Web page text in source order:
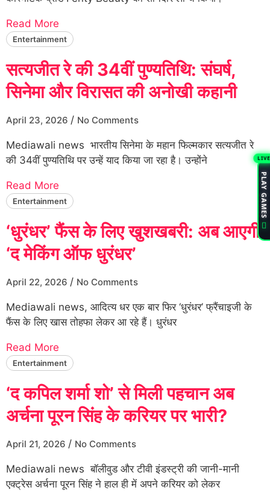
Read More
Entertainment
सत्यजीत रे की 34वीं पुण्यतिथि: संघर्ष,
सिनेमा और विरासत की अनोखी कहानी
April 23, 2026 / No Comments
Mediawali news भारतीय सिनेमा के महान फिल्मकार सत्यजीत रे
की 34वीं पुण्यतिथि पर उन्हें याद किया जा रहा है। उन्होंने
Read More
Entertainment
‘धुरंधर’ फैंस के लिए खुशखबरी: अब आएगी
‘द मेकिंग ऑफ धुरंधर’
April 22, 2026 / No Comments
Mediawali news, आदित्य धर एक बार फिर ‘धुरंधर’ फ्रैंचाइजी के
फैंस के लिए खास तोहफा लेकर आ रहे हैं। धुरंधर
Read More
Entertainment
‘द कपिल शर्मा शो’ से मिली पहचान अब
अर्चना पूरन सिंह के करियर पर भारी?
April 21, 2026 / No Comments
Mediawali news बॉलीवुड और टीवी इंडस्ट्री की जानी-मानी
एक्ट्रेस अर्चना पूरन सिंह ने हाल ही में अपने करियर को लेकर
PLAY GAMES